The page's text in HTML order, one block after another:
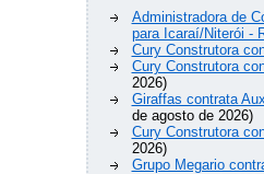
Administradora de
para Icaraí/Niterói -
Cury Construtora
Cury Construtora
2026)
Giraffas contrata
de agosto de 2026)
Cury Construtora
2026)
Grupo Megario